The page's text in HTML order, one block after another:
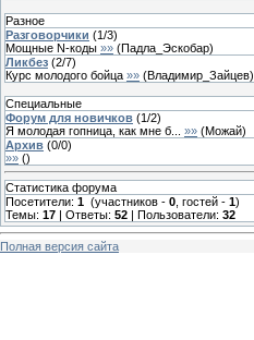
Разное
Разговорчики (1/3)
Мощные N-коды »» (Падла_Эскобар)
Ликбез (2/7)
Курс молодого бойца »» (Владимир_Зайцев)
Специальные
Форум для новичков (1/2)
Я молодая гопница, как мне б...
»» (Можай)
Архив (0/0)
»» ()
Статистика форума
Посетители: 1 (участников - 0 , гостей - 1)
Темы: 17 | Ответы: 52 | Пользователи: 32
Полная версия сайта